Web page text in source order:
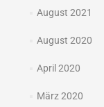
August 2021
August 2020
April 2020
März 2020